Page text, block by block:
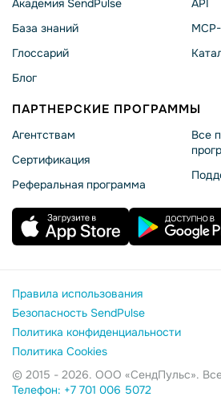
База знаний
Глоссарий
Блог
ПАРТНЕРСКИЕ ПРОГРАММЫ
Агентствам
Сертификация
Реферальная программа
Все
Правила использования
Безопасность SendPulse
Политика конфиденциальности
Политика Cookies
© 2015 - 2026. ООО «СендПульс».
Телефон: +7 701 006 5072